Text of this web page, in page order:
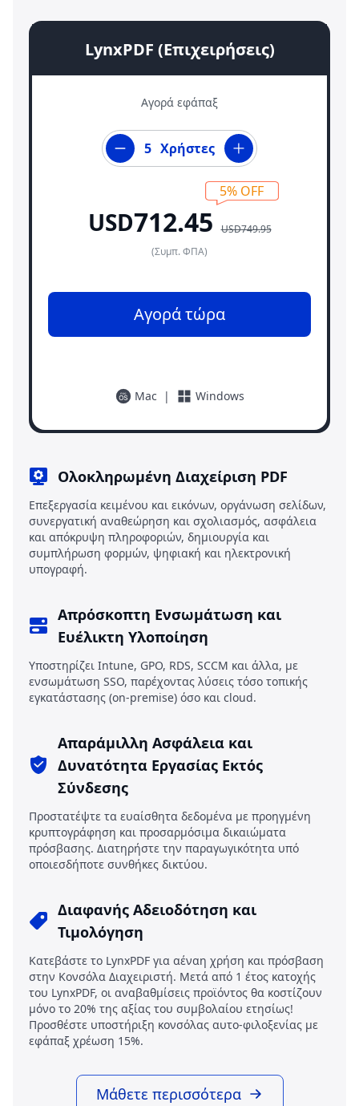
LynxPDF (Επιχειρήσεις)
Αγορά εφάπαξ
Χρήστες
USD712.45
5% OFF
USD749.95
(Συμπ. ΦΠΑ)
Αγορά τώρα
Mac | Windows
Ολοκληρωμένη Διαχείριση PDF
Επεξεργασία κειμένου και εικόνων, οργάνωση σελίδων,
συνεργατική αναθεώρηση και σχολιασμός, ασφάλεια
και απόκρυψη πληροφοριών, δημιουργία και
συμπλήρωση φορμών, ψηφιακή και ηλεκτρονική
υπογραφή.
Απρόσκοπτη Ενσωμάτωση και
Ευέλικτη Υλοποίηση
Υποστηρίζει Intune, GPO, RDS, SCCM και άλλα, με
ενσωμάτωση SSO, παρέχοντας λύσεις τόσο τοπικής
εγκατάστασης (on-premise) όσο και cloud.
Απαράμιλλη Ασφάλεια και
Δυνατότητα Εργασίας Εκτός
Σύνδεσης
Προστατέψτε τα ευαίσθητα δεδομένα με προηγμένη
κρυπτογράφηση και προσαρμόσιμα δικαιώματα
πρόσβασης. Διατηρήστε την παραγωγικότητα υπό
οποιεσδήποτε συνθήκες δικτύου.
Διαφανής Αδειοδότηση και
Τιμολόγηση
Κατεβάστε το LynxPDF για αέναη χρήση και πρόσβαση
στην Κονσόλα Διαχειριστή. Μετά από 1 έτος κατοχής
του LynxPDF, οι αναβαθμίσεις προϊόντος θα κοστίζουν
μόνο το 20% της αξίας του συμβολαίου ετησίως!
Προσθέστε υποστήριξη κονσόλας αυτο-φιλοξενίας με
εφάπαξ χρέωση 15%.
Μάθετε περισσότερα